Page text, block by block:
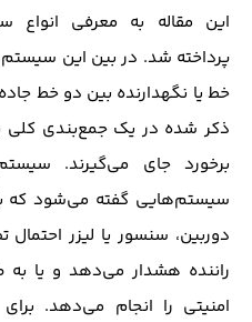
این مقاله به معرفی انواع
پرداخته شد. در بین این
خط یا نگهدارنده بین دو خط
ذکر شده در یک جمع‌بندی کلی
برخورد جای می‌گیرند.
سیستم‌هایی گفته می‌شود که با
دوربین، سنسور یا لیزر
راننده هشدار می‌دهد و یا به